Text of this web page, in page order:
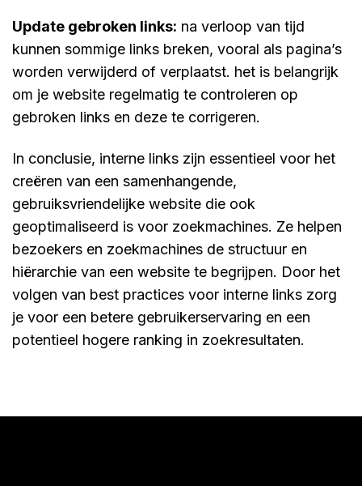
update gebroken links: na verloop van tijd
kunnen sommige links breken, vooral als pagina’s
worden verwijderd of verplaatst. het is belangrijk
om je website regelmatig te controleren op
gebroken links en deze te corrigeren.
In conclusie, interne links zijn essentieel voor het
creëren van een samenhangende,
gebruiksvriendelijke website die ook
geoptimaliseerd is voor zoekmachines. Ze helpen
bezoekers en zoekmachines de structuur en
hiërarchie van een website te begrijpen. Door het
volgen van best practices voor interne links zorg
je voor een betere gebruikerservaring en een
potentieel hogere ranking in zoekresultaten.